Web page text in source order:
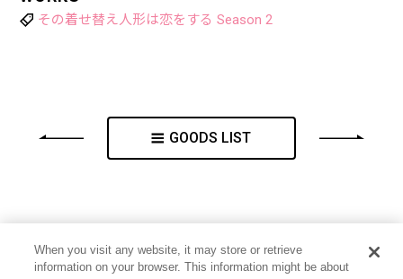
その着せ替え人形は恋をする Season 2
GOODS LIST
When you visit any website, it may store or retrieve
information on your browser. This information might be about